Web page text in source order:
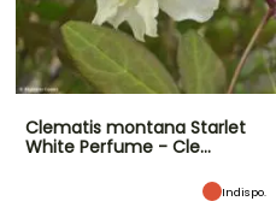
Clematis montana Starlet
White Perfume - Cle…
Indispo.